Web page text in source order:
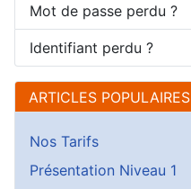
Mot de passe perdu ?
Identifiant perdu ?
ARTICLES POPULAIRES
Nos Tarifs
Présentation Niveau 1